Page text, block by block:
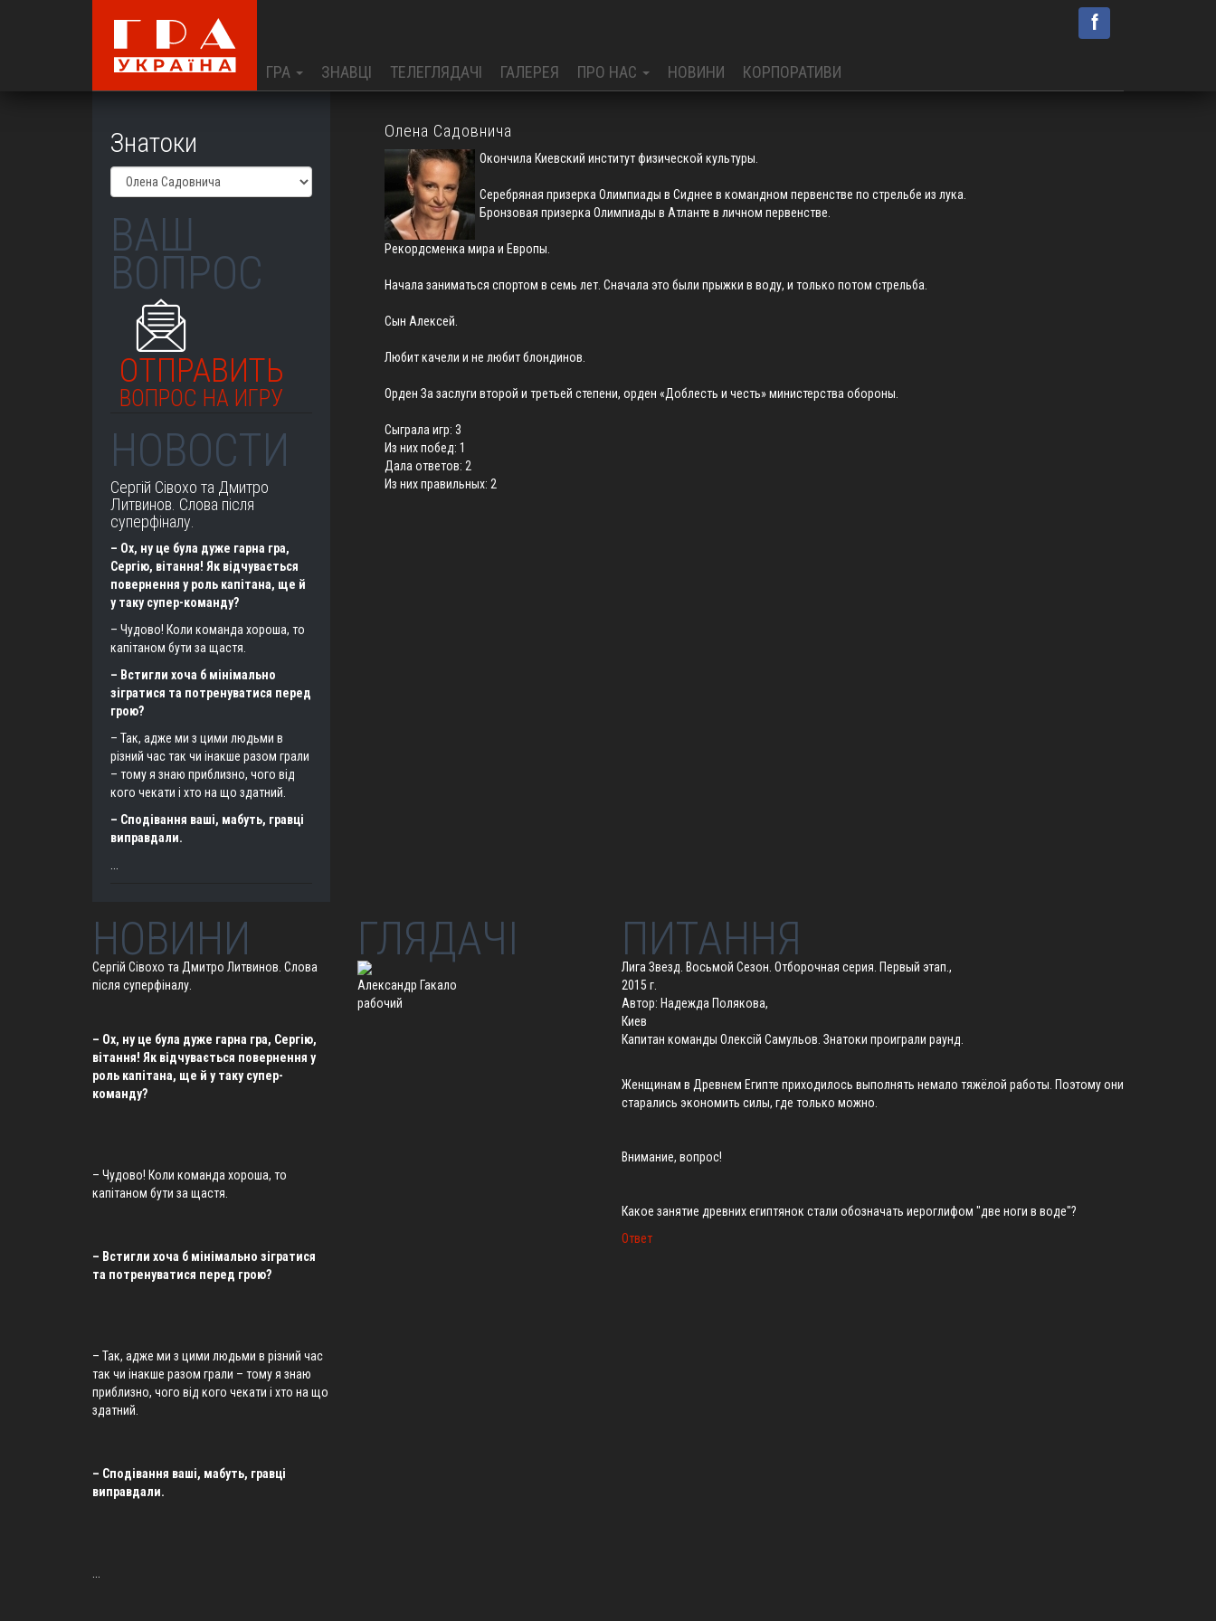
ГРА ЗНАВЦІ ТЕЛЕГЛЯДАЧІ ГАЛЕРЕЯ ПРО НАС НОВИНИ КОРПОРАТИВИ
f
Знатоки
ВАШ
ВОПРОС
ОТПРАВИТЬ
ВОПРОС НА ИГРУ
НОВОСТИ
Сергій Сівохо та Дмитро
Литвинов. Слова після
суперфіналу.
– Ох, ну це була дуже гарна гра,
Сергію, вітання! Як відчувається
повернення у роль капітана, ще й
у таку супер-команду?
– Чудово! Коли команда хороша, то
капітаном бути за щастя.
– Встигли хоча б мінімально
зігратися та потренуватися перед
грою?
– Так, адже ми з цими людьми в
різний час так чи інакше разом грали
– тому я знаю приблизно, чого від
кого чекати і хто на що здатний.
– Сподівання ваші, мабуть, гравці
виправдали.
Олена Садовнича
Окончила Киевский институт физической культуры.
Серебряная призерка Олимпиады в Сиднее в командном первенстве по стрельбе из лука.
Бронзовая призерка Олимпиады в Атланте в личном первенстве.
Рекордсменка мира и Европы.
Начала заниматься спортом в семь лет. Сначала это были прыжки в воду, и только потом стрельба.
Сын Алексей.
Любит качели и не любит блондинов.
Орден За заслуги второй и третьей степени, орден «Доблесть и честь» министерства обороны.
Сыграла игр: 3
Из них побед: 1
Дала ответов: 2
Из них правильных: 2
НОВИНИ
Сергій Сівохо та Дмитро Литвинов. Слова
після суперфіналу.
– Ох, ну це була дуже гарна гра, Сергію,
вітання! Як відчувається повернення у
роль капітана, ще й у таку супер-
команду?
– Чудово! Коли команда хороша, то
капітаном бути за щастя.
– Встигли хоча б мінімально зігратися
та потренуватися перед грою?
– Так, адже ми з цими людьми в різний час
так чи інакше разом грали – тому я знаю
приблизно, чого від кого чекати і хто на що
здатний.
– Сподівання ваші, мабуть, гравці
виправдали.
ГЛЯДАЧІ
Александр Гакало
рабочий
ПИТАННЯ
Лига Звезд. Восьмой Сезон. Отборочная серия. Первый этап.,
2015 г.
Автор: Надежда Полякова,
Киев
Капитан команды Олексій Самульов. Знатоки проиграли раунд.
Женщинам в Древнем Египте приходилось выполнять немало тяжёлой работы. Поэтому они
старались экономить силы, где только можно.
Внимание, вопрос!
Какое занятие древних египтянок стали обозначать иероглифом "две ноги в воде"?
Ответ